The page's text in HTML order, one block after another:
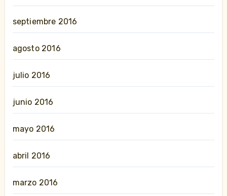
septiembre 2016
agosto 2016
julio 2016
junio 2016
mayo 2016
abril 2016
marzo 2016